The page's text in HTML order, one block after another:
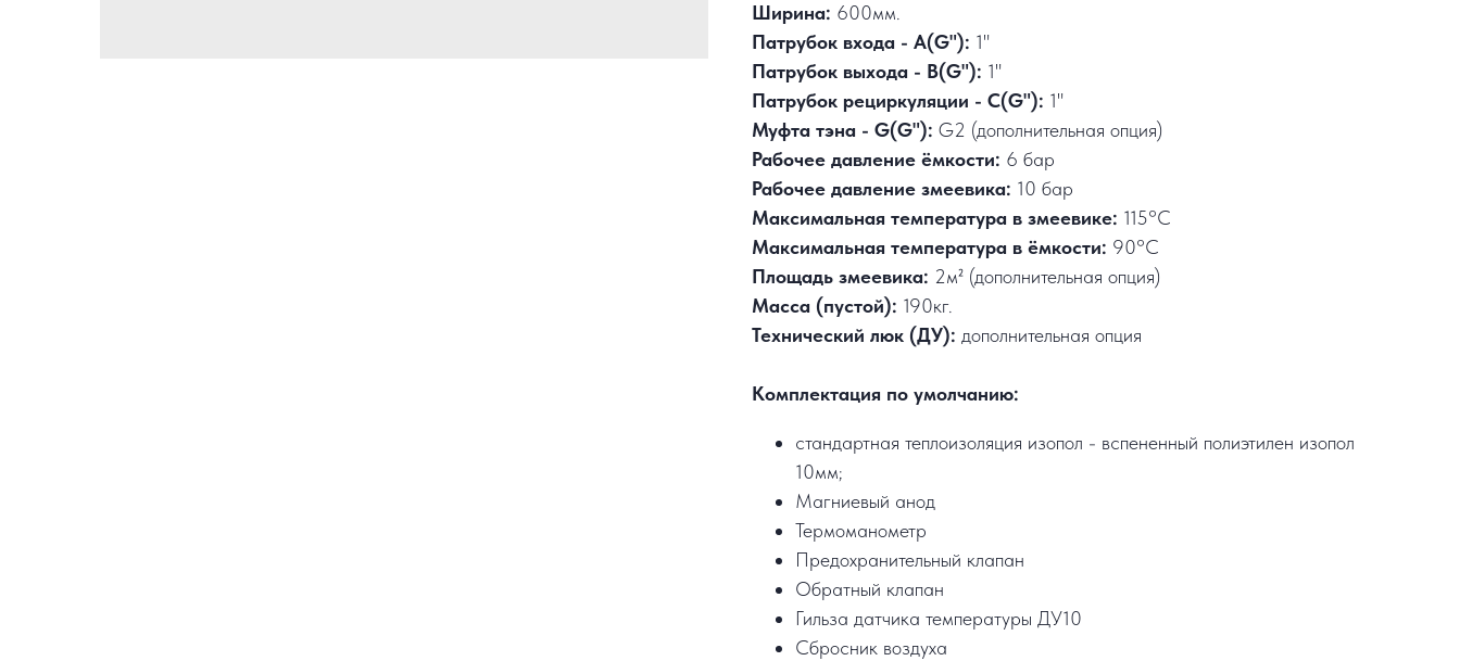
Ширина: 600мм.
Патрубок входа - А(G"): 1"
Патрубок выхода - В(G"): 1"
Патрубок рециркуляции - С(G"): 1"
Муфта тэна - G(G"): G2 (дополнительная опция)
Рабочее давление ёмкости: 6 бар
Рабочее давление змеевика: 10 бар
Максимальная температура в змеевике: 115°C
Максимальная температура в ёмкости: 90°C
Площадь змеевика: 2м² (дополнительная опция)
Масса (пустой): 190кг.
Технический люк (ДУ): дополнительная опция
Комплектация по умолчанию:
стандартная теплоизоляция изопол - вспененный полиэтилен изопол
10мм;
Магниевый анод
Термоманометр
Предохранительный клапан
Обратный клапан
Гильза датчика температуры ДУ10
Сбросник воздуха